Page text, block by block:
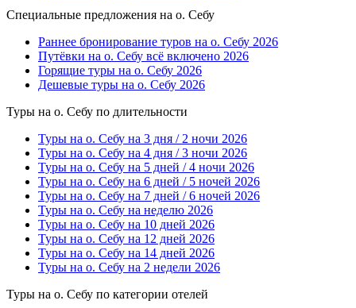
Специальные предложения на о. Себу
Раннее бронирование туров на о. Себу 2026
Путёвки на о. Себу всё включено 2026
Горящие туры на о. Себу 2026
Дешевые туры на о. Себу 2026
Туры на о. Себу по длительности
Туры на о. Себу на 3 дня / 2 ночи 2026
Туры на о. Себу на 4 дня / 3 ночи 2026
Туры на о. Себу на 5 дней / 4 ночи 2026
Туры на о. Себу на 6 дней / 5 ночей 2026
Туры на о. Себу на 7 дней / 6 ночей 2026
Туры на о. Себу на неделю 2026
Туры на о. Себу на 10 дней 2026
Туры на о. Себу на 12 дней 2026
Туры на о. Себу на 14 дней 2026
Туры на о. Себу на 2 недели 2026
Туры на о. Себу по категории отелей